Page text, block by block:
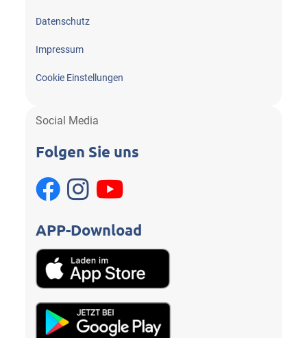
Datenschutz
Impressum
Cookie Einstellungen
Social Media
Folgen Sie uns
APP-Download